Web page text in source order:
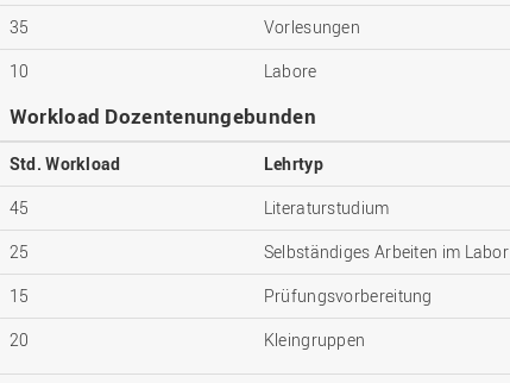
35
Vorlesungen
10
Labore
Workload Dozentenungebunden
Std. Workload
Lehrtyp
45
Literaturstudium
25
Selbständiges Arbeiten im Labor
15
Prüfungsvorbereitung
20
Kleingruppen